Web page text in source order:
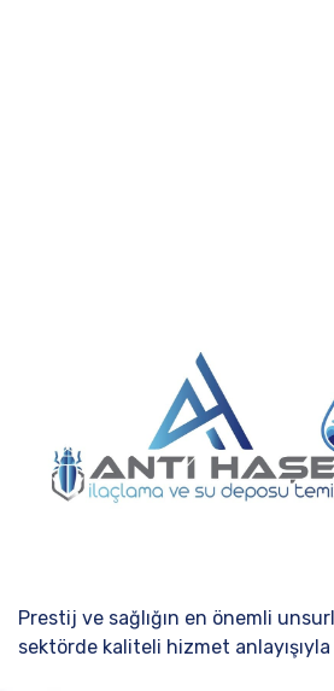
Prestij ve sağlığın en önemli
sektörde kaliteli hizmet